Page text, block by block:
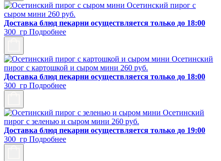
Осетинский пирог с
сыром мини 260 руб.
Доставка блюд пекарни осуществляется только до 18:00
300 гр Подробнее
Осетинский
пирог с картошкой и сыром мини 260 руб.
Доставка блюд пекарни осуществляется только до 18:00
300 гр Подробнее
Осетинский
пирог с зеленью и сыром мини 260 руб.
Доставка блюд пекарни осуществляется только до 19:00
300 гр Подробнее